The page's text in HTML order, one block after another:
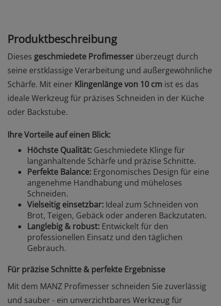
Produktbeschreibung
Dieses geschmiedete Profimesser überzeugt durch
seine erstklassige Verarbeitung und außergewöhnliche
Schärfe. Mit einer Klingenlänge von 10 cm ist es das
ideale Werkzeug für präzises Schneiden in der Küche
oder Backstube.
Ihre Vorteile auf einen Blick:
Höchste Qualität: Geschmiedete Klinge für
langanhaltende Schärfe und präzise Schnitte.
Perfekte Balance: Ergonomisches Design für eine
angenehme Handhabung und müheloses
Schneiden.
Vielseitig einsetzbar: Ideal zum Schneiden von
Brot, Teigen, Gebäck oder anderen Backzutaten.
Langlebig & robust: Entwickelt für den
professionellen Einsatz und den täglichen
Gebrauch.
Für präzise Schnitte & perfekte Ergebnisse
Mit dem MANZ Profimesser schneiden Sie zuverlässig
und sauber - ein unverzichtbares Werkzeug für